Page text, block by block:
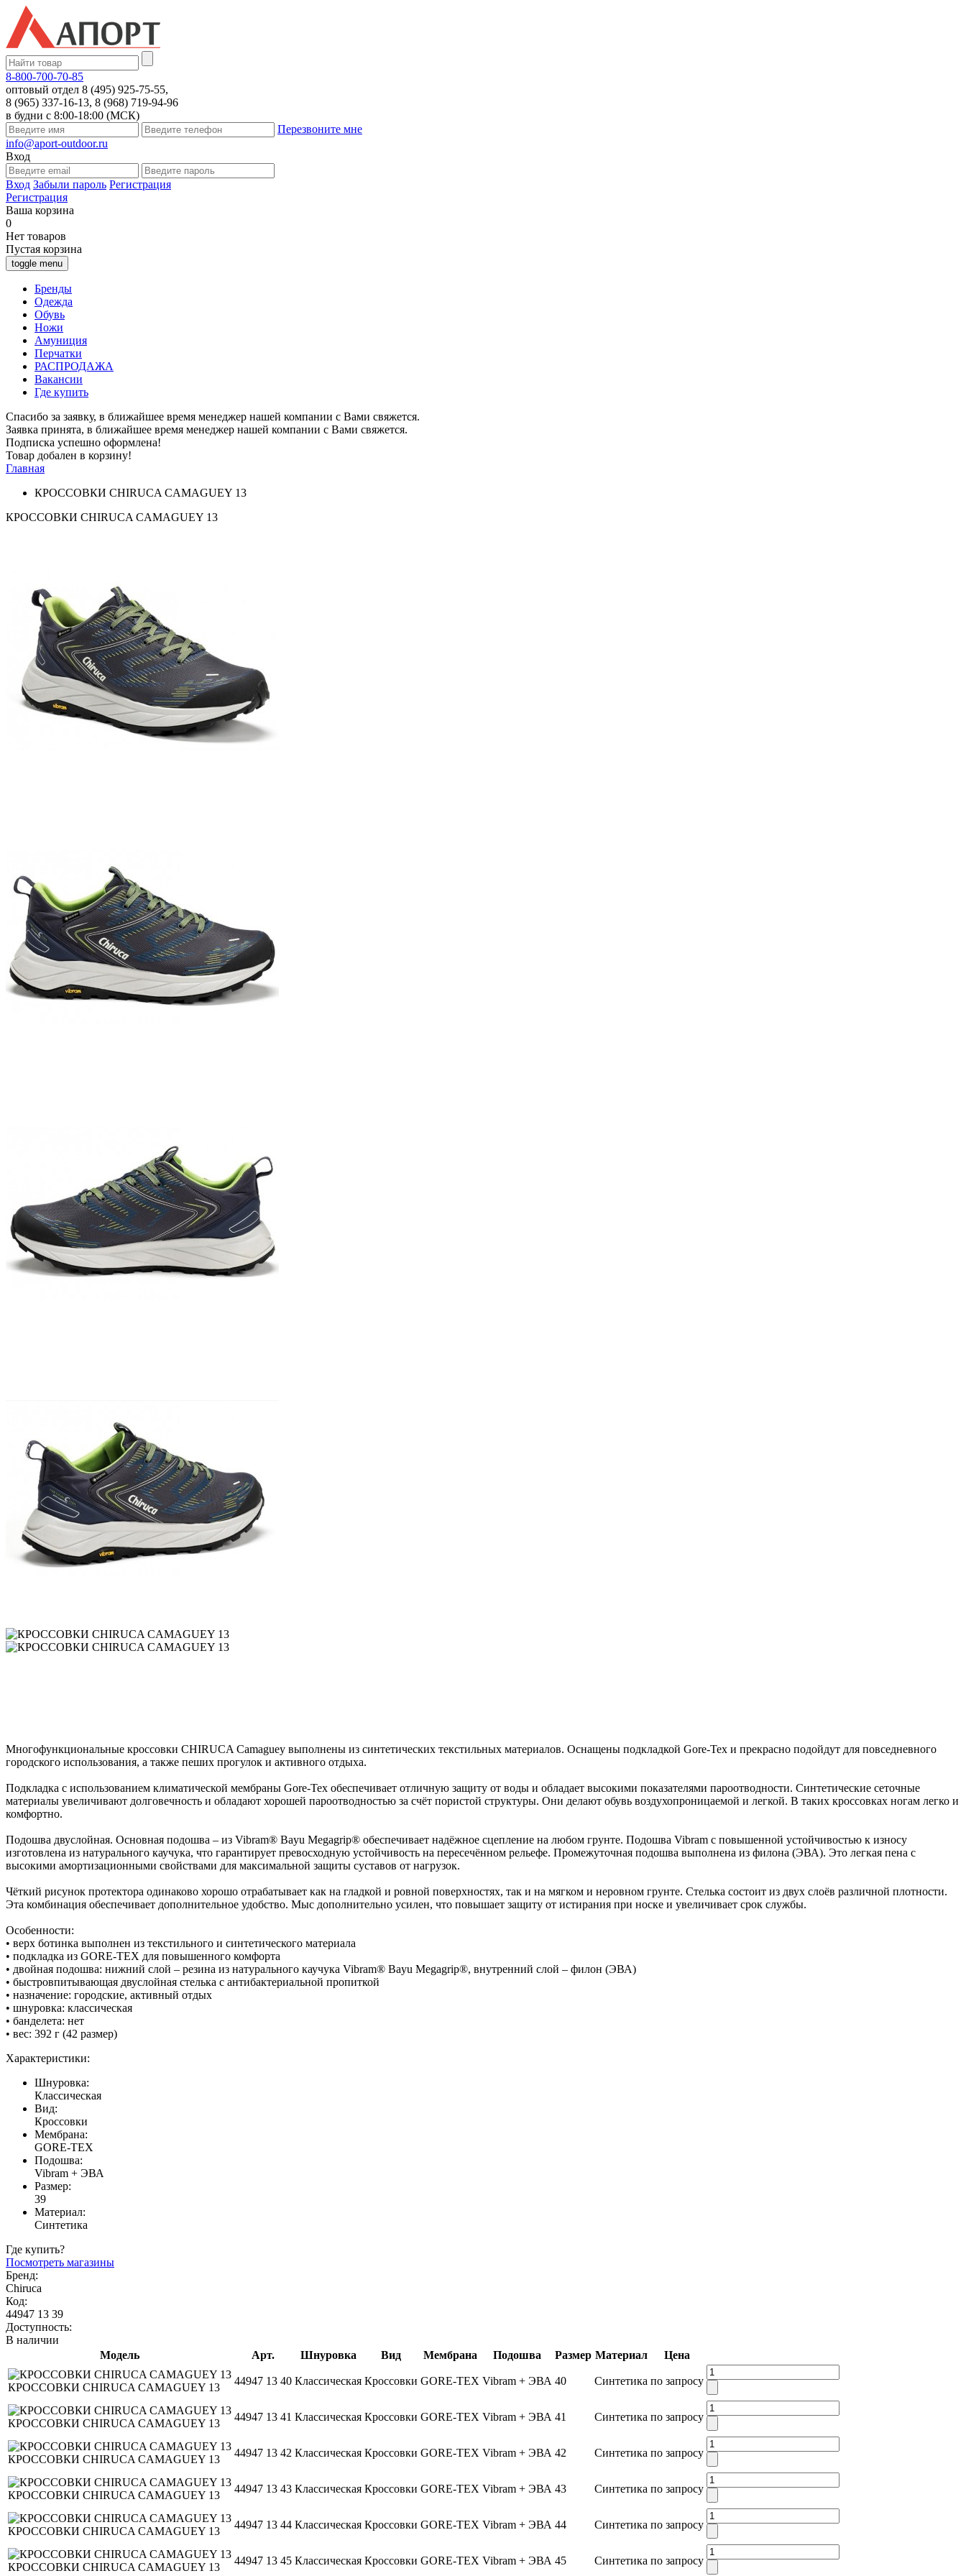
8-800-700-70-85
оптовый отдел 8 (495) 925-75-55,
8 (965) 337-16-13, 8 (968) 719-94-96
в будни с 8:00-18:00 (МСК)
Перезвоните мне
info@aport-outdoor.ru
Вход
Вход Забыли пароль Регистрация
Регистрация
Ваша корзина
0
Нет товаров
Пустая корзина
toggle menu
Бренды
Одежда
Обувь
Ножи
Амуниция
Перчатки
РАСПРОДАЖА
Вакансии
Где купить
Спасибо за заявку, в ближайшее время менеджер нашей компании с Вами свяжется.
Заявка принята, в ближайшее время менеджер нашей компании с Вами свяжется.
Подписка успешно оформлена!
Товар добален в корзину!
Главная
КРОССОВКИ CHIRUCA CAMAGUEY 13
КРОССОВКИ CHIRUCA CAMAGUEY 13
Многофункциональные кроссовки CHIRUCA Camaguey выполнены из синтетических текстильных материалов. Оснащены подкладкой Gore-Tex и прекрасно подойдут для повседневного
городского использования, а также пеших прогулок и активного отдыха.
Подкладка с использованием климатической мембраны Gore-Tex обеспечивает отличную защиту от воды и обладает высокими показателями пароотводности. Синтетические сеточные
материалы увеличивают долговечность и обладают хорошей пароотводностью за счёт пористой структуры. Они делают обувь воздухопроницаемой и легкой. В таких кроссовках ногам легко и
комфортно.
Подошва двуслойная. Основная подошва – из Vibram® Bayu Megagrip® обеспечивает надёжное сцепление на любом грунте. Подошва Vibram с повышенной устойчивостью к износу
изготовлена из натурального каучука, что гарантирует превосходную устойчивость на пересечённом рельефе. Промежуточная подошва выполнена из филона (ЭВА). Это легкая пена с
высокими амортизационными свойствами для максимальной защиты суставов от нагрузок.
Чёткий рисунок протектора одинаково хорошо отрабатывает как на гладкой и ровной поверхностях, так и на мягком и неровном грунте. Стелька состоит из двух слоёв различной плотности.
Эта комбинация обеспечивает дополнительное удобство. Мыс дополнительно усилен, что повышает защиту от истирания при носке и увеличивает срок службы.
Особенности:
• верх ботинка выполнен из текстильного и синтетического материала
• подкладка из GORE-TEX для повышенного комфорта
• двойная подошва: нижний слой – резина из натурального каучука Vibram® Bayu Megagrip®, внутренний слой – филон (ЭВА)
• быстровпитывающая двуслойная стелька с антибактериальной пропиткой
• назначение: городские, активный отдых
• шнуровка: классическая
• банделета: нет
• вес: 392 г (42 размер)
Характеристики:
Шнуровка:
Классическая
Вид:
Кроссовки
Мембрана:
GORE-TEX
Подошва:
Vibram + ЭВА
Размер:
39
Материал:
Синтетика
Где купить?
Посмотреть магазины
Бренд:
Chiruca
Код:
44947 13 39
Доступность:
В наличии
Модель
Арт. Шнуровка Вид Мембрана Подошва Размер Материал Цена
КРОССОВКИ CHIRUCA CAMAGUEY 13
44947 13 40 Классическая Кроссовки GORE-TEX Vibram + ЭВА 40 Синтетика по запросу
КРОССОВКИ CHIRUCA CAMAGUEY 13
44947 13 41 Классическая Кроссовки GORE-TEX Vibram + ЭВА 41 Синтетика по запросу
КРОССОВКИ CHIRUCA CAMAGUEY 13
44947 13 42 Классическая Кроссовки GORE-TEX Vibram + ЭВА 42 Синтетика по запросу
КРОССОВКИ CHIRUCA CAMAGUEY 13
44947 13 43 Классическая Кроссовки GORE-TEX Vibram + ЭВА 43 Синтетика по запросу
КРОССОВКИ CHIRUCA CAMAGUEY 13
44947 13 44 Классическая Кроссовки GORE-TEX Vibram + ЭВА 44 Синтетика по запросу
КРОССОВКИ CHIRUCA CAMAGUEY 13
44947 13 45 Классическая Кроссовки GORE-TEX Vibram + ЭВА 45 Синтетика по запросу